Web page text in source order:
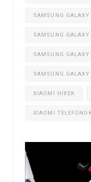
SAMSUNG
SAMSUNG GALAXY
SAMSUNG GALAXY
SAMSUNG GALAXY
XIAOMI HÍREK
XIAOMI